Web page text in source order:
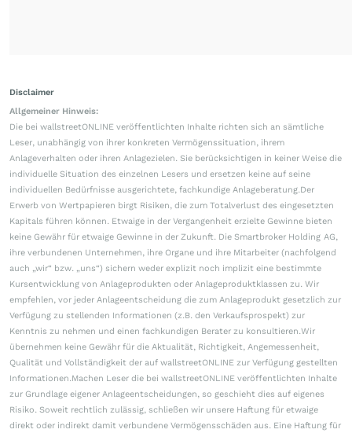
Disclaimer
Allgemeiner Hinweis:
Die bei wallstreetONLINE veröffentlichten Inhalte richten sich an sämtliche
Leser, unabhängig von ihrer konkreten Vermögenssituation, ihrem
Anlageverhalten oder ihren Anlagezielen. Sie berücksichtigen in keiner Weise die
individuelle Situation des einzelnen Lesers und ersetzen keine auf seine
individuellen Bedürfnisse ausgerichtete, fachkundige Anlageberatung.Der
Erwerb von Wertpapieren birgt Risiken, die zum Totalverlust des eingesetzten
Kapitals führen können. Etwaige in der Vergangenheit erzielte Gewinne bieten
keine Gewähr für etwaige Gewinne in der Zukunft. Die Smartbroker Holding AG,
ihre verbundenen Unternehmen, ihre Organe und ihre Mitarbeiter (nachfolgend
auch „wir“ bzw. „uns“) sichern weder explizit noch implizit eine bestimmte
Kursentwicklung von Anlageprodukten oder Anlageproduktklassen zu. Wir
empfehlen, vor jeder Anlageentscheidung die zum Anlageprodukt gesetzlich zur
Verfügung zu stellenden Informationen (z.B. den Verkaufsprospekt) zur
Kenntnis zu nehmen und einen fachkundigen Berater zu konsultieren.Wir
übernehmen keine Gewähr für die Aktualität, Richtigkeit, Angemessenheit,
Qualität und Vollständigkeit der auf wallstreetONLINE zur Verfügung gestellten
Informationen.Machen Leser die bei wallstreetONLINE veröffentlichten Inhalte
zur Grundlage eigener Anlageentscheidungen, so geschieht dies auf eigenes
Risiko. Soweit rechtlich zulässig, schließen wir unsere Haftung für etwaige
direkt oder indirekt damit verbundene Vermögensschäden aus. Eine Haftung für